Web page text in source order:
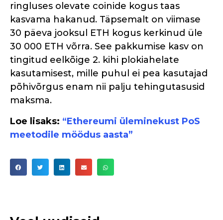
ringluses olevate coinide kogus taas
kasvama hakanud. Täpsemalt on viimase
30 päeva jooksul ETH kogus kerkinud üle
30 000 ETH võrra. See pakkumise kasv on
tingitud eelkõige 2. kihi plokiahelate
kasutamisest, mille puhul ei pea kasutajad
põhivõrgus enam nii palju tehingutasusid
maksma.
Loe lisaks: “Ethereumi üleminekust PoS
meetodile möödus aasta”